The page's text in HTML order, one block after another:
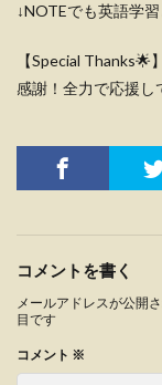
↓NOTEでも英語学
【Special
感謝！全力で応援し
コメントを書く
メールアドレスが公開
目です
コメント ※